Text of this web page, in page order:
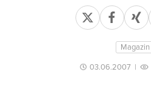
Magazin
03.06.2007 |